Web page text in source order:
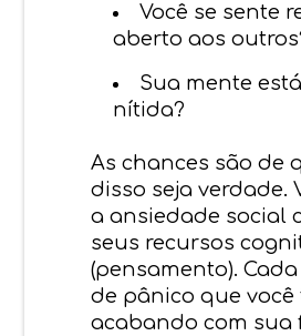
Você se sente
aberto aos
Sua mente
nítida?
As chances são de
disso seja verdade.
a ansiedade social
seus recursos
(pensamento).
de pânico que você
acabando com sua